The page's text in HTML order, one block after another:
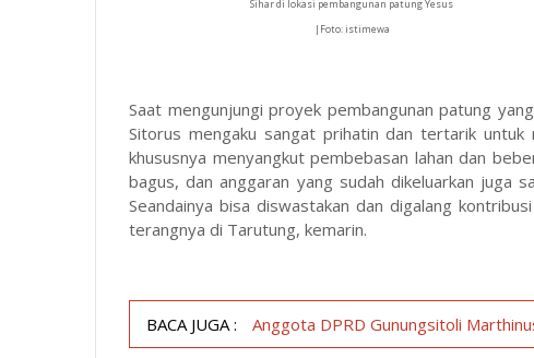
Sihar di lokasi pembangunan patung Yesus
|Foto: istimewa
Saat mengunjungi proyek pembangunan patung
Sitorus mengaku sangat prihatin dan tertarik untuk
khususnya menyangkut pembebasan lahan dan
bagus, dan anggaran yang sudah dikeluarkan juga
Seandainya bisa diswastakan dan digalang
terangnya di Tarutung, kemarin.
BACA JUGA : Anggota DPRD Gunungsitoli